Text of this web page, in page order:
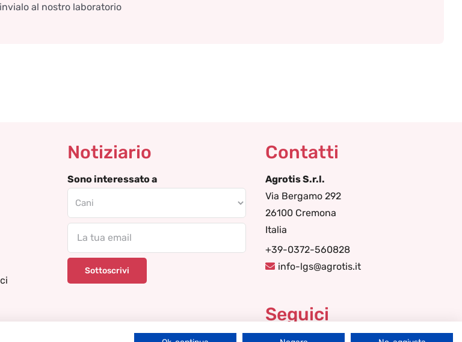
al nostro laboratorio
Notiziario
Sono interessato a
Contatti
Agrotis S.r.l.
Via Bergamo 292
26100 Cremona
Italia
+39-0372-560828
info-lgs@agrotis.it
Seguici